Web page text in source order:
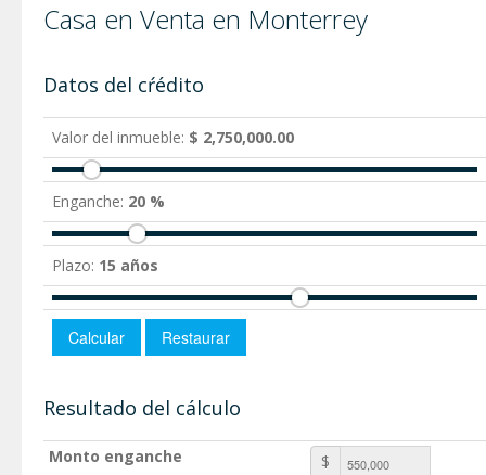
Casa en Venta en Monterrey
Datos del cŕédito
Valor del inmueble: $ 2,750,000.00
Enganche: 20 %
Plazo: 15 años
Resultado del cálculo
Monto enganche $